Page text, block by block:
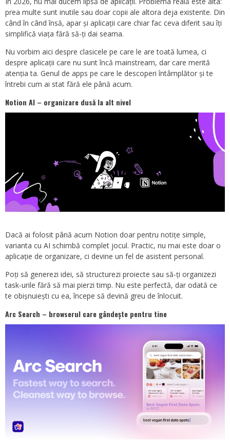
prea multe sunt inutile sau doar copii ale altora deja existente. Din
când în când însă, apar și aplicații care chiar fac ceva diferit sau îți
simplifică viața fără să-ți dai seama.
Nu vorbim aici despre clasicele pe care le are toată lumea, ci
despre aplicații care nu sunt încă mainstream, dar care merită
atenția ta. Genul de apps pe care le descoperi întâmplător și te
întrebi cum ai stat fără ele până acum.
Notion AI – organizare dusă la alt nivel
Dacă ai folosit până acum Notion doar pentru notițe simple,
varianta cu AI schimbă complet jocul. Practic, nu mai este doar o
aplicație de organizare, ci devine un fel de asistent personal.
Poți să generezi idei, să structurezi proiecte sau să-ți organizezi
task-urile fără să mai pierzi timp. Nu este perfectă, dar odată ce
te obișnuiești cu ea, începe să devină greu de înlocuit.
Arc Search – browserul care gândește pentru tine